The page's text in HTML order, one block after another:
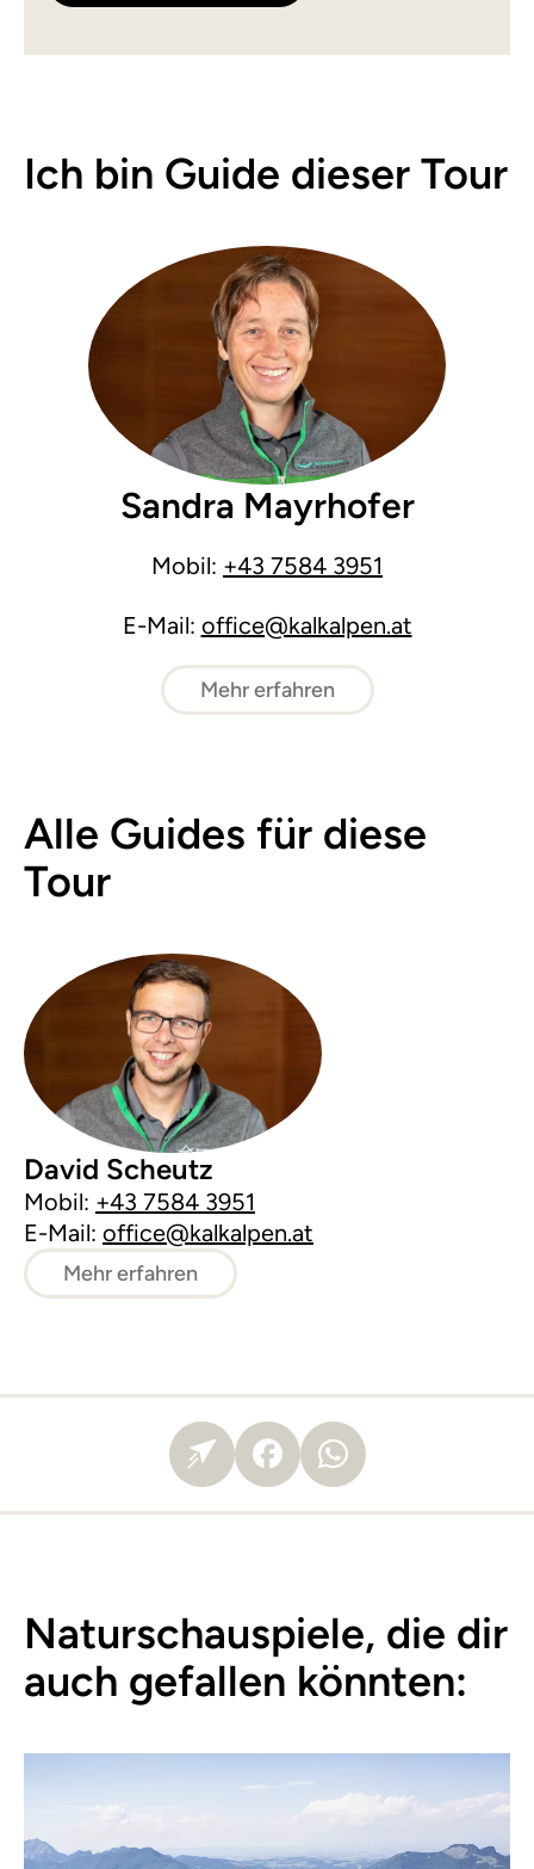
Ich bin Guide dieser Tour
Sandra Mayrhofer
Mobil: +43 7584 3951
E-Mail: office@kalkalpen.at
Mehr erfahren
Alle Guides für diese
Tour
David Scheutz
Mobil: +43 7584 3951
E-Mail: office@kalkalpen.at
Mehr erfahren
Naturschauspiele, die dir
auch gefallen könnten: